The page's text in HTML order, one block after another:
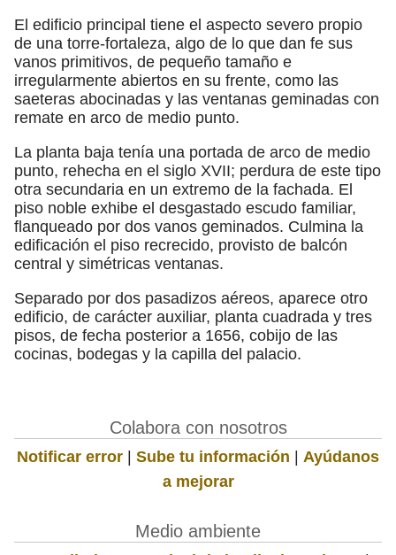
El edificio principal tiene el aspecto severo propio
de una torre-fortaleza, algo de lo que dan fe sus
vanos primitivos, de pequeño tamaño e
irregularmente abiertos en su frente, como las
saeteras abocinadas y las ventanas geminadas con
remate en arco de medio punto.
La planta baja tenía una portada de arco de medio
punto, rehecha en el siglo XVII; perdura de este tipo
otra secundaria en un extremo de la fachada. El
piso noble exhibe el desgastado escudo familiar,
flanqueado por dos vanos geminados. Culmina la
edificación el piso recrecido, provisto de balcón
central y simétricas ventanas.
Separado por dos pasadizos aéreos, aparece otro
edificio, de carácter auxiliar, planta cuadrada y tres
pisos, de fecha posterior a 1656, cobijo de las
cocinas, bodegas y la capilla del palacio.
Colabora con nosotros
Notificar error | Sube tu información | Ayúdanos
a mejorar
Medio ambiente